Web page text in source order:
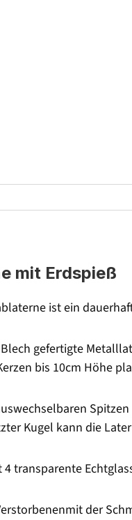
mit Erdspieß
ist ein
gefertigte
bis 10cm Höhe
Kugel kann die
4 transparente
der